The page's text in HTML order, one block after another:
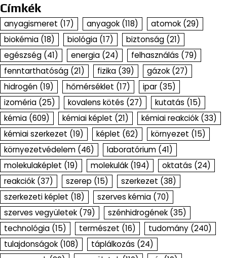
Címkék
anyagismeret (17) anyagok (118) atomok (29)
biokémia (18) biológia (17) biztonság (21)
egészség (41) energia (24) felhasználás (79)
fenntarthatóság (21) fizika (39) gázok (27)
hidrogén (19) hőmérséklet (17) ipar (35)
izoméria (25) kovalens kötés (27) kutatás (15)
kémia (609) kémiai képlet (21) kémiai reakciók (33)
kémiai szerkezet (19) képlet (62) környezet (15)
környezetvédelem (46) laboratórium (41)
molekulaképlet (19) molekulák (194) oktatás (24)
reakciók (37) szerep (15) szerkezet (38)
szerkezeti képlet (18) szerves kémia (70)
szerves vegyületek (79) szénhidrogének (35)
technológia (15) természet (16) tudomány (240)
tulajdonságok (108) táplálkozás (24)